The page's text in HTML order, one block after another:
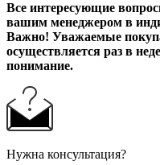
Все интересующие
вашим менеджером в
Важно! Уважаемые
осуществляется раз в
понимание.
Нужна консультация?